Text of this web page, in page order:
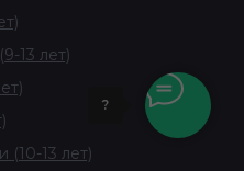
?
13 лет)
(10-13 лет)